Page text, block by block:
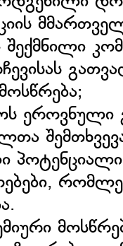
ეროვნული
პოტენციალი